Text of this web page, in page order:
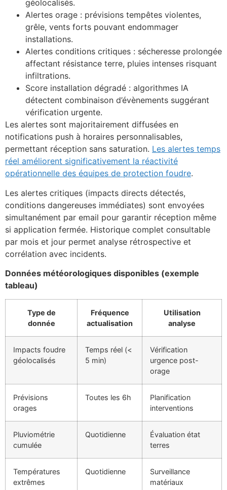
géolocalisés.
Alertes orage : prévisions tempêtes violentes,
grêle, vents forts pouvant endommager
installations.
Alertes conditions critiques : sécheresse prolongée
affectant résistance terre, pluies intenses risquant
infiltrations.
Score installation dégradé : algorithmes IA
détectent combinaison d’évènements suggérant
vérification urgente.
Les alertes sont majoritairement diffusées en
notifications push à horaires personnalisables,
permettant réception sans saturation. Les alertes temps
réel améliorent significativement la réactivité
opérationnelle des équipes de protection foudre.
Les alertes critiques (impacts directs détectés,
conditions dangereuses immédiates) sont envoyées
simultanément par email pour garantir réception même
si application fermée. Historique complet consultable
par mois et jour permet analyse rétrospective et
corrélation avec incidents.
Données météorologiques disponibles (exemple
tableau)
Type de
donnée
Fréquence
actualisation
Utilisation
analyse
Impacts foudre
géolocalisés
Temps réel (<
5 min)
Vérification
urgence post-
orage
Prévisions
orages
Toutes les 6h
Planification
interventions
Pluviométrie
cumulée
Quotidienne
Évaluation état
terres
Températures
extrêmes
Quotidienne
Surveillance
matériaux